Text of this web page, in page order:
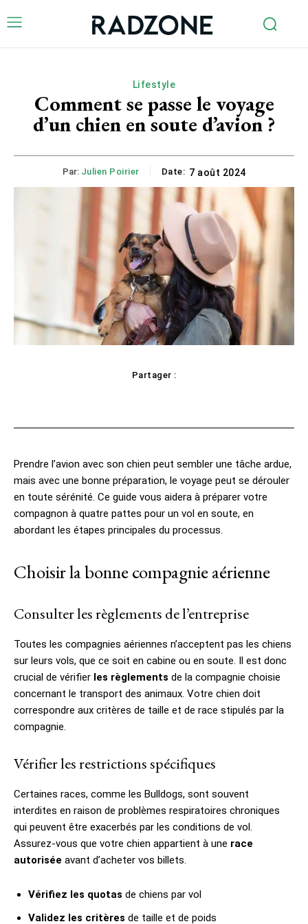
Lifestyle
Comment se passe le voyage
d’un chien en soute d’avion ?
Par: Julien Poirier Date: 7 août 2024
Partager :
Prendre l’avion avec son chien peut sembler une tâche ardue,
mais avec une bonne préparation, le voyage peut se dérouler
en toute sérénité. Ce guide vous aidera à préparer votre
compagnon à quatre pattes pour un vol en soute, en
abordant les étapes principales du processus.
Choisir la bonne compagnie aérienne
Consulter les règlements de l’entreprise
Toutes les compagnies aériennes n’acceptent pas les chiens
sur leurs vols, que ce soit en cabine ou en soute. Il est donc
crucial de vérifier les règlements de la compagnie choisie
concernant le transport des animaux. Votre chien doit
correspondre aux critères de taille et de race stipulés par la
compagnie.
Vérifier les restrictions spécifiques
Certaines races, comme les Bulldogs, sont souvent
interdites en raison de problèmes respiratoires chroniques
qui peuvent être exacerbés par les conditions de vol.
Assurez-vous que votre chien appartient à une race
autorisée avant d’acheter vos billets.
Vérifiez les quotas de chiens par vol
Validez les critères de taille et de poids